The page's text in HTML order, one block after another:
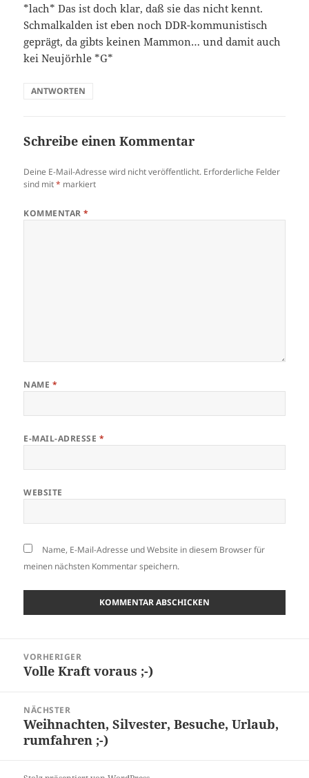
*lach* Das ist doch klar, daß sie das nicht kennt.
Schmalkalden ist eben noch DDR-kommunistisch
geprägt, da gibts keinen Mammon… und damit auch
kei Neujörhle *G*
ANTWORTEN
Schreibe einen Kommentar
Deine E-Mail-Adresse wird nicht veröffentlicht. Erforderliche Felder
sind mit* markiert
KOMMENTAR*
NAME *
E-MAIL-ADRESSE *
WEBSITE
Name, E-Mail-Adresse und Website in diesem Browser für
meinen nächsten Kommentar speichern.
VORHERIGER
Vorheriger
Volle Kraft voraus ;-)
NÄCHSTER
Nächster
Beitrag:
Weihnachten, Silvester, Besuche, Urlaub,
rumfahren ;-)